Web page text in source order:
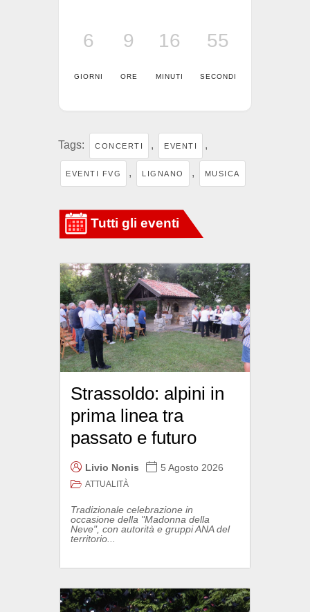
6
GIORNI
9
ORE
16
MINUTI
55
SECONDI
Tags: CONCERTI , EVENTI ,
EVENTI FVG , LIGNANO , MUSICA
Strassoldo: alpini in
prima linea tra
passato e futuro
Livio Nonis 5 Agosto 2026
ATTUALITÀ
Tradizionale celebrazione in
occasione della "Madonna della
Neve", con autorità e gruppi ANA del
territorio...